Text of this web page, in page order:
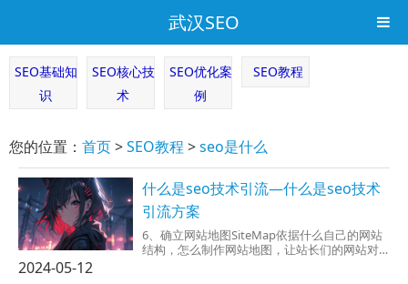
武汉SEO
SEO基础知
识
SEO核心技
术
SEO优化案
例
SEO教程
您的位置： 首页>SEO教程 >seo是什么
什么是seo技术引流—什么是seo技术
引流方案
6、确立网站地图SiteMap依据什么自己的网站
结构，怎么制作网站地图，让站长们的网站对
2024-05-12